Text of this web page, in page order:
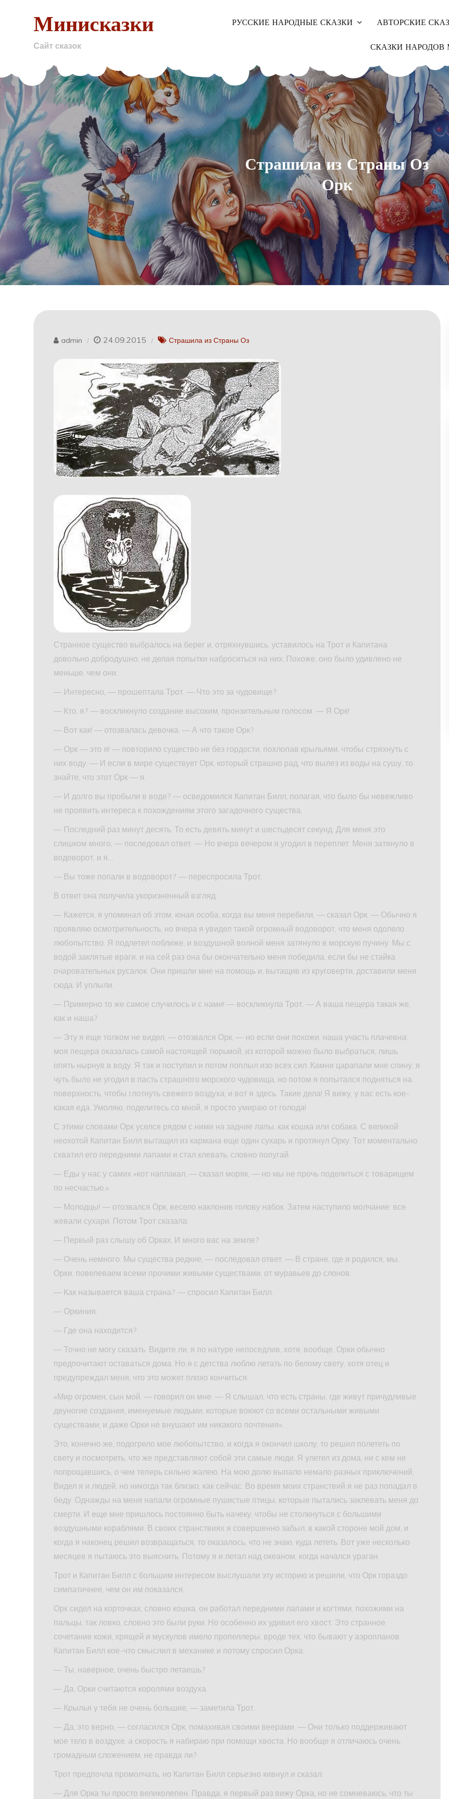
Минисказки
Сайт сказок
РУССКИЕ НАРОДНЫЕ СКАЗКИ АВТОРСКИЕ
СКАЗКИ НАРОДОВ
Страшила из Страны Оз
Орк
admin 24.09.2015 Страшила из Страны Оз
Странное существо выбралось на берег и, отряхнувшись, уставилось на Трот и Капитана
довольно добродушно, не делая попытки наброситься на них. Похоже, оно было удивлено не
меньше, чем они.
— Интересно, — прошептала Трот. — Что это за чудовище?
— Кто, я? — воскликнуло создание высоким, пронзительным голосом. — Я Орк!
— Вот как! — отозвалась девочка. — А что такое Орк?
— Орк — это я! — повторило существо не без гордости, похлопав крыльями, чтобы стряхнуть с
них воду. — И если в мире существует Орк, который страшно рад, что вылез из воды на сушу, то
знайте, что этот Орк — я.
— И долго вы пробыли в воде? — осведомился Капитан Билл, полагая, что было бы невежливо
не проявить интереса к похождениям этого загадочного существа.
— Последний раз минут десять. То есть девять минут и шестьдесят секунд. Для меня это
слишком много, — последовал ответ. — Но вчера вечером я угодил в переплет. Меня затянуло в
водоворот, и я…
— Вы тоже попали в водоворот? — переспросила Трот.
В ответ она получила укоризненный взгляд.
— Кажется, я упоминал об этом, юная особа, когда вы меня перебили, — сказал Орк. — Обычно я
проявляю осмотрительность, но вчера я увидел такой огромный водоворот, что меня одолело
любопытство. Я подлетел поближе, и воздушной волной меня затянуло в морскую пучину. Мы с
водой заклятые враги, и на сей раз она бы окончательно меня победила, если бы не стайка
очаровательных русалок. Они пришли мне на помощь и, вытащив из круговерти, доставили меня
сюда. И уплыли.
— Примерно то же самое случилось и с нами! — воскликнула Трот. — А ваша пещера такая же,
как и наша?
— Эту я еще толком не видел, — отозвался Орк, — но если они похожи, наша участь плачевна:
моя пещера оказалась самой настоящей тюрьмой, из которой можно было выбраться, лишь
опять нырнув в воду. Я так и поступил и потом поплыл изо всех сил. Камни царапали мне спину, я
чуть было не угодил в пасть страшного морского чудовища, но потом я попытался подняться на
поверхность, чтобы глотнуть свежего воздуха, и вот я здесь. Такие дела! Я вижу, у вас есть кое-
какая еда. Умоляю, поделитесь со мной, я просто умираю от голода!
С этими словами Орк уселся рядом с ними на задние лапы, как кошка или собака. С великой
неохотой Капитан Билл вытащил из кармана еще один сухарь и протянул Орку. Тот моментально
схватил его передними лапами и стал клевать, словно попугай.
— Еды у нас у самих «кот наплакал, — сказал моряк, — но мы не прочь поделиться с товарищем
по несчастью.»
— Молодцы! — отозвался Орк, весело наклонив голову набок. Затем наступило молчание: все
жевали сухари. Потом Трот сказала:
— Первый раз слышу об Орках. И много вас на земле?
— Очень немного. Мы существа редкие, — последовал ответ. — В стране, где я родился, мы,
Орки, повелеваем всеми прочими живыми существами, от муравьев до слонов.
— Как называется ваша страна? — спросил Капитан Билл.
— Оркиния.
— Где она находится?
— Точно не могу сказать. Видите ли, я по натуре непоседлив, хотя, вообще, Орки обычно
предпочитают оставаться дома. Но я с детства люблю летать по белому свету, хотя отец и
предупреждал меня, что это может плохо кончиться.
«Мир огромен, сын мой, — говорил он мне. — Я слышал, что есть страны, где живут причудливые
двуногие создания, именуемые людьми, которые воюют со всеми остальными живыми
существами, и даже Орки не внушают им никакого почтения».
Это, конечно же, подогрело мое любопытство, и когда я окончил школу, то решил полететь по
свету и посмотреть, что же представляют собой эти самые люди. Я улетел из дома, ни с кем не
попрощавшись, о чем теперь сильно жалею. На мою долю выпало немало разных приключений.
Видел я и людей, но никогда так близко, как сейчас. Во время моих странствий я не раз попадал в
беду. Однажды на меня напали огромные пушистые птицы, которые пытались заклевать меня до
смерти. И еще мне пришлось постоянно быть начеку, чтобы не столкнуться с большими
воздушными кораблями. В своих странствиях я совершенно забыл, в какой стороне мой дом, и
когда я наконец решил возвращаться, то оказалось, что не знаю, куда лететь. Вот уже несколько
месяцев я пытаюсь это выяснить. Потому я и летал над океаном, когда начался ураган.
Трот и Капитан Билл с большим интересом выслушали эту историю и решили, что Орк гораздо
симпатичнее, чем он им показался.
Орк сидел на корточках, словно кошка, он работал передними лапами и когтями, похожими на
пальцы, так ловко, словно это были руки. Но особенно их удивил его хвост. Это странное
сочетание кожи, хрящей и мускулов имело пропеллеры, вроде тех, что бывают у аэропланов.
Капитан Билл кое-что смыслил в механике и потому спросил Орка:
— Ты, наверное, очень быстро летаешь?
— Да, Орки считаются королями воздуха.
— Крылья у тебя не очень большие, — заметила Трот.
— Да, это верно, — согласился Орк, помахивая своими веерами. — Они только поддерживают
мое тело в воздухе, а скорость я набираю при помощи хвоста. Но вообще я отличаюсь очень
громадным сложением, не правда ли?
Трот предпочла промолчать, но Капитан Билл серьезно кивнул и сказал:
— Для Орка ты просто великолепен. Правда, я первый раз вижу Орка, но не сомневаюсь, что ты